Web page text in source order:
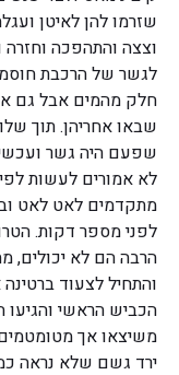
שזרמו להן לאיטן
וצצה והתהפכה
לגשר של הרכבת
חלק מהמים אבל גם
שבאו אחריהן. תוך
שפעם היה גשר
לא אמורים לעשות
מתקדמים לאט לאט
לפני מספר דקות.
הרבה הם לא יכולים,
והתחיל לצעוד
הכביש הראשי והגיעו
משיצאו אך